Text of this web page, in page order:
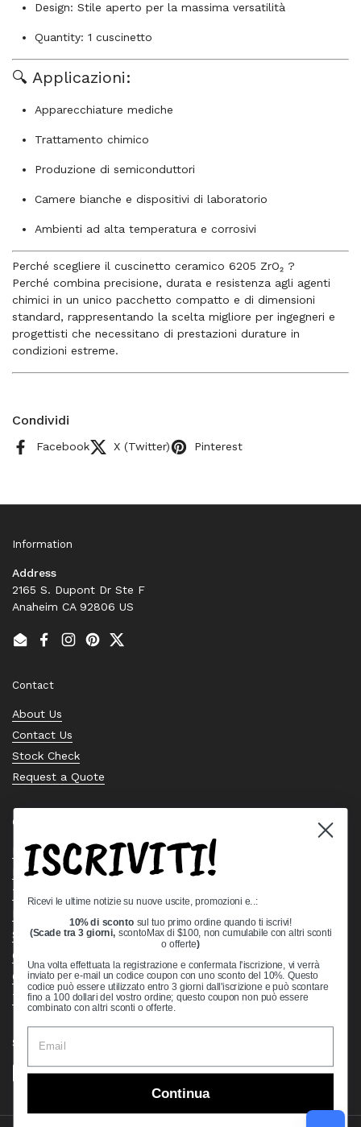
Design: Stile aperto per la massima versatilità
Quantity: 1 cuscinetto
🔍 Applicazioni:
Apparecchiature mediche
Trattamento chimico
Produzione di semiconduttori
Camere bianche e dispositivi di laboratorio
Ambienti ad alta temperatura e corrosivi
Perché scegliere il cuscinetto ceramico 6205 ZrO₂ ?
Perché combina precisione, durata e resistenza agli agenti
chimici in un unico pacchetto compatto e di dimensioni
standard, rappresentando la scelta migliore per ingegneri e
progettisti che necessitano di prestazioni durature in
condizioni estreme.
Condividi
Facebook X (Twitter) Pinterest
Information
Address
2165 S. Dupont Dr Ste F
Anaheim CA 92806 US
EmailFacebook
Instagram
PinterestTwitter
Contact
About Us
Contact Us
Stock Check
Request a Quote
Quick links
Bearing Knowledge Center
Privacy Policy
Terms & Conditions
Shipping Policy
Open Cookie Banner
Comprehensive Guide to Ball Bearings
Track your Order
Supported payment methods
ISCRIVITI!
Ricevi le ultime notizie su nuove uscite, promozioni e..:
10% di sconto sul tuo primo ordine quando ti iscrivi!
(Scade tra 3 giorni, scontoMax di $100, non cumulabile con altri sconti
o offerte)
Una volta effettuata la registrazione e confermata l'iscrizione, vi verrà
inviato per e-mail un codice coupon con uno sconto del 10%. Questo
codice può essere utilizzato entro 3 giorni dall'iscrizione e può scontare
fino a 100 dollari del vostro ordine; questo coupon non può essere
combinato con altri sconti o offerte.
Continua